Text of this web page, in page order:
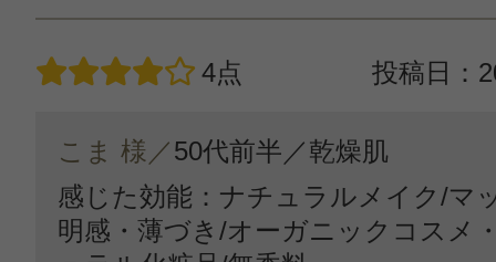
4点 投稿日：
こま 様／50代前半／乾燥肌
感じた効能：ナチュラルメイク/マ
明感・薄づき/オーガニックコスメ